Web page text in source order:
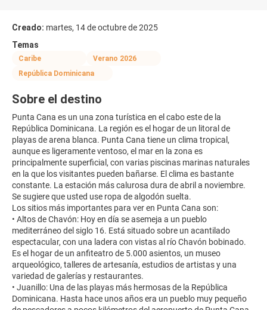
Creado: martes, 14 de octubre de 2025
Temas
Caribe
Verano 2026
República Dominicana
Sobre el destino
Punta Cana es un una zona turística en el cabo este de la
República Dominicana. La región es el hogar de un litoral de
playas de arena blanca. Punta Cana tiene un clima tropical,
aunque es ligeramente ventoso, el mar en la zona es
principalmente superficial, con varias piscinas marinas naturales
en la que los visitantes pueden bañarse. El clima es bastante
constante. La estación más calurosa dura de abril a noviembre.
Se sugiere que usted use ropa de algodón suelta.
Los sitios más importantes para ver en Punta Cana son:
• Altos de Chavón: Hoy en día se asemeja a un pueblo
mediterráneo del siglo 16. Está situado sobre un acantilado
espectacular, con una ladera con vistas al río Chavón bobinado.
Es el hogar de un anfiteatro de 5.000 asientos, un museo
arqueológico, talleres de artesanía, estudios de artistas y una
variedad de galerías y restaurantes.
• Juanillo: Una de las playas más hermosas de la República
Dominicana. Hasta hace unos años era un pueblo muy pequeño